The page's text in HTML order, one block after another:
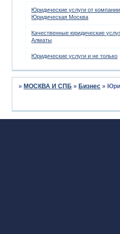
Юридические услуги от компании
Юридическая Москва
Качественные юридические
Алматы
Юридические услуги и не только
» МОСКВА И СПБ » Бизнес »